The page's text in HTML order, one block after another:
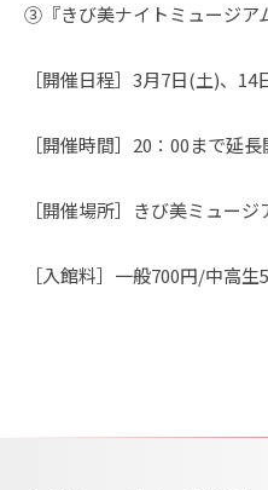
③『きび美ナイトミュージア
［開催日程］3月7日(土)、
［開催時間］20：00まで延
［開催場所］きび美ミュージ
［入館料］一般700円/中高